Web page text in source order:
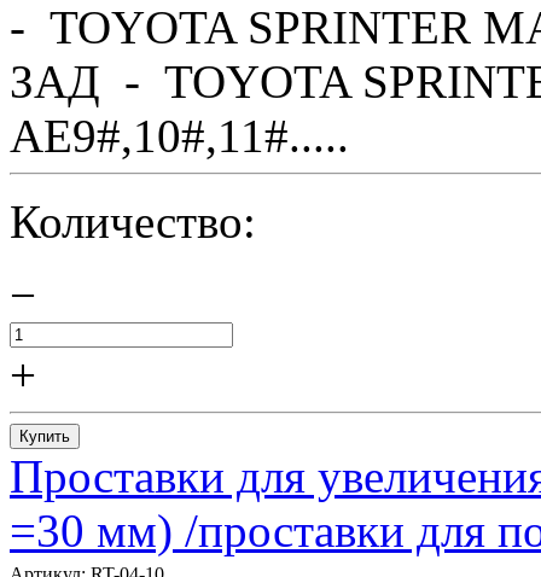
- TOYOTA SPRINTER
ЗАД - TOYOTA
AE9#,10#,11#.....
Количество:
−
+
Купить
Проставки для
=30 мм) /проставки для